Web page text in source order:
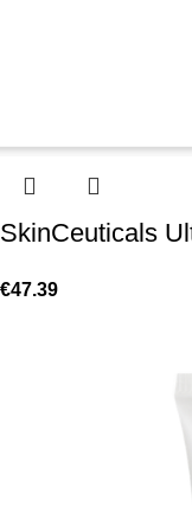
SkinCeuticals
€47.39